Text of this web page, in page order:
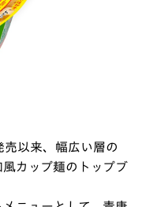
売以来、幅広い層の
カップ麺のトップブ